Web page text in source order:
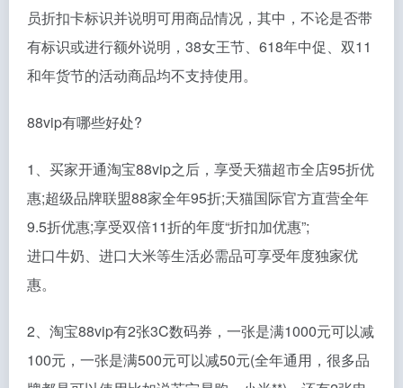
员折扣卡标识并说明可用商品情况，其中，不论是否带
有标识或进行额外说明，38女王节、618年中促、双11
和年货节的活动商品均不支持使用。
88vip有哪些好处?
1、买家开通淘宝88vip之后，享受天猫超市全店95折优
惠;超级品牌联盟88家全年95折;天猫国际官方直营全年
9.5折优惠;享受双倍11折的年度“折扣加优惠”;
进口牛奶、进口大米等生活必需品可享受年度独家优
惠。
2、淘宝88vip有2张3C数码券，一张是满1000元可以减
100元，一张是满500元可以减50元(全年通用，很多品